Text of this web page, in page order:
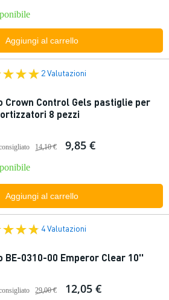
Aggiungi al carrello
2 Valutazioni
Crown Control Gels pastiglie per
8 pezzi
14,10 € 9,85 €
Aggiungi al carrello
4 Valutazioni
BE-0310-00 Emperor Clear 10''
29,00 € 12,05 €